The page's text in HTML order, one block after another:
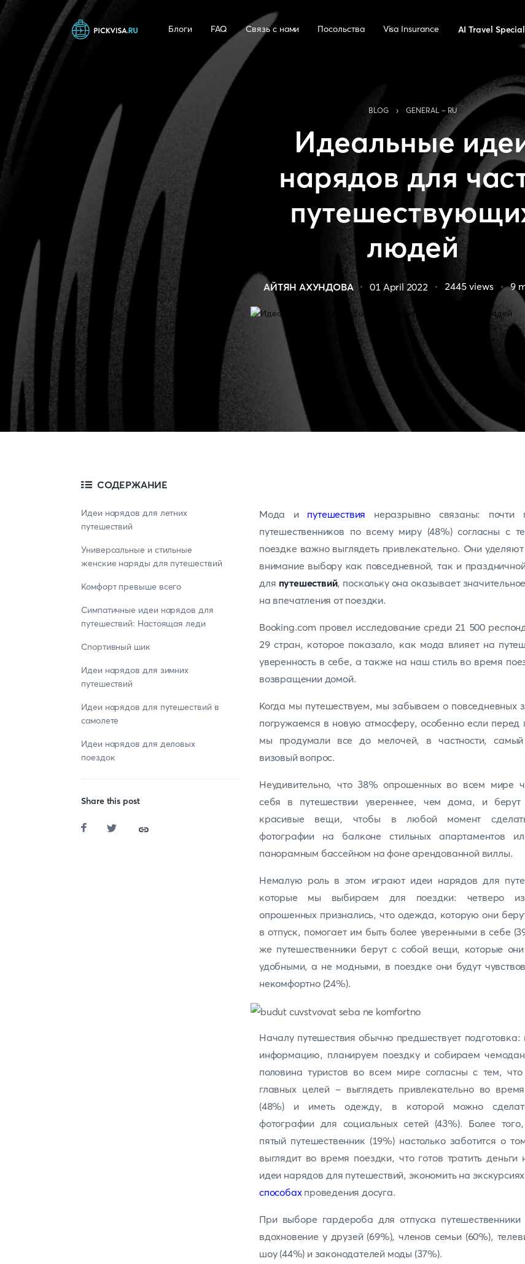
Блоги FAQ Связь с нами Посольства Visa Insurance AI Travel
BLOG › GENERAL - RU
Идеальные
нарядов для
людей
АЙТЯН АХУНДОВА 01 April 2022 2445views 9
СОДЕРЖАНИЕ
Идеи нарядов для летних
путешествий
Универсальные и стильные
женские наряды для путешествий
Комфорт превыше всего
Симпатичные идеи нарядов для
путешествий: Настоящая леди
Спортивный шик
Идеи нарядов для зимних
путешествий
Идеи нарядов для путешествий в
самолете
Идеи нарядов для деловых
поездок
Share this post
Мода ипутешествия неразрывно связаны: почти
путешественников по всему миру (48%) согласны с
поездке важно выглядеть привлекательно. Они
внимание выбору как повседневной, так и
для путешествий, поскольку она оказывает
на впечатления от поездки.
Booking.com провел исследование среди 21 500
29 стран, которое показало, как мода влияет на
уверенность в себе, а также на наш стиль во время
возвращении домой.
Когда мы путешествуем, мы забываем о повседневных
погружаемся в новую атмосферу, особенно если перед
мы продумали все до мелочей, в частности,
визовый вопрос.
Неудивительно, что 38% опрошенных во всем мире
себя в путешествии увереннее, чем дома, и
красивые вещи, чтобы в любой момент
фотографии на балконе стильных апартаментов
панорамным бассейном на фоне арендованной виллы.
Немалую роль в этом играют идеи нарядов для
которые мы выбираем для поездки: четверо
опрошенных признались, что одежда, которую они
в отпуск, помогает им быть более уверенными в себе
же путешественники берут с собой вещи, которые
удобными, а не модными, в поездке они будут
некомфортно (24%).
Началу путешествия обычно предшествует
информацию, планируем поездку и собираем
половина туристов во всем мире согласны с тем,
главных целей - выглядеть привлекательно во
(48%) и иметь одежду, в которой можно
фотографии для социальных сетей (43%). Более
пятый путешественник (19%) настолько заботится о
выглядит во время поездки, что готов тратить деньги
идеи нарядов для путешествий, экономить на
способахпроведения досуга.
При выборе гардероба для отпуска
вдохновение у друзей (69%), членов семьи (60%),
шоу (44%) и законодателей моды (37%).